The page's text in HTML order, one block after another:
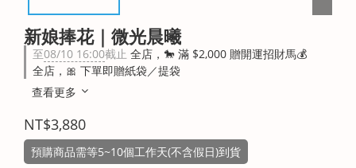
新娘捧花｜微光晨曦
至08/10 16:00截止 全店，🐎 滿 $2,000 贈開運招財馬💰
全店，🎀 下單即贈紙袋／提袋
查看更多
NT$3,880
預購商品需等5~10個工作天(不含假日)到貨